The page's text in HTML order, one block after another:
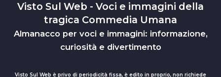
Visto Sul Web - Voci e immagini della
tragica Commedia Umana
Almanacco per voci e immagini: informazione,
curiosità e divertimento
Visto Sul Web è privo di periodicità fissa, è edito in proprio, non richiede